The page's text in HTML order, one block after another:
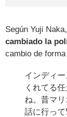
Según Yuji
cambiado la
cambio de
インディ
くれてる
ね。昔マ
話に行っ